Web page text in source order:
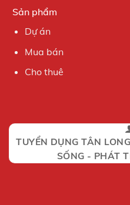
Sản phẩm
Dự án
Mua bán
Cho thuê
TUYỂN DỤNG TÂN
SỐNG - PHÁT